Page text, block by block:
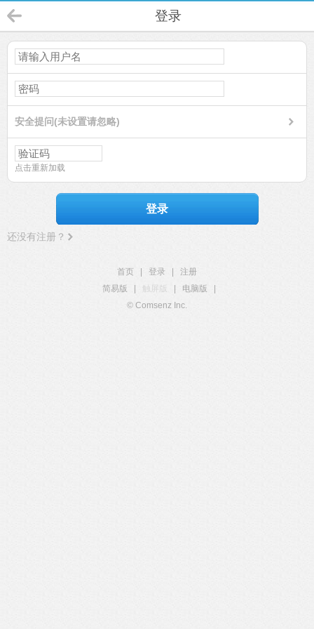
登录
安全提问(未设置请忽略)
点击重新加载
登录
还没有注册？
首页 登录
注册
简易版
触屏版 电脑版
© Comsenz Inc.